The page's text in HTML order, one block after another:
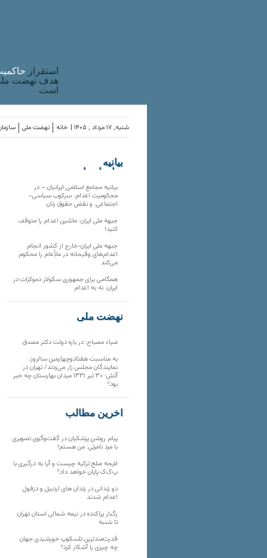
استقرار
هدف نهضت
است
نهضت ملی خانه شنبه, ۱۷ مرداد , ۱۴۰۵ |
بیانیه
سازمان‌های
بیانیه مجامع اسلامی ایرانیان – در
محکومیت اعدام، سرکوب سیاسی–
اجتماعی، و نقض حقوق زنان
جبهه ملی ایران: ماشین اعدام را متوقف
کنید!
جبهه ملی ایران-خارج از کشور انجام
اعدام‌های وقیحانه در ملأِعام را محکوم
می‌کند
همگامی برای جمهوری سکولار دموکرات در
ایران: نه به اعدام
نهضت ملی
ضیاء مصباح: در باره دولت دکتر مصدق
به مناسبت هفتادوچهارمین سالروز:
نمایندگان مجلس زار می‌زدند/ تهران در
آتش؛ ۳۰ تیر ۱۳۳۱ میدان بهارستان چه خبر
بود؟
آخرین مطالب
پیام روشن پزشکیان در گفت‌و‌گوی تصویری
با مرد نامرئی: من هستم!
لایحه صلح ترکیه چیست و آیا به درگیری با
پ‌ک‌ک پایان خواهد داد؟
دو زندانی در زندان های اردبیل و دزفول
اعدام شدند
رگبار پراکنده در نیمه شمالی استان تهران
تا شنبه
قدرت‌مندترین تلسکوپ خورشیدی جهان
چه چیزی را آشکار کرد؟